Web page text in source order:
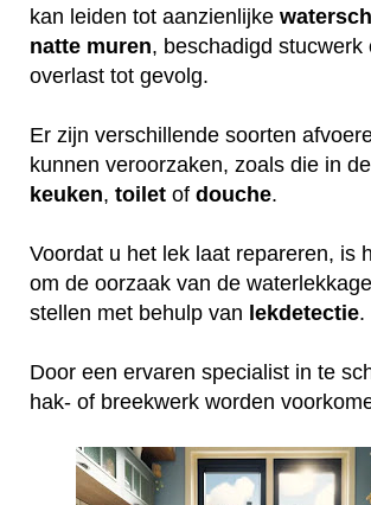
kan leiden tot aanzienlijke
natte muren, beschadigd stucwerk
overlast tot gevolg.
Er zijn verschillende soorten
kunnen veroorzaken, zoals die in de
keuken, toilet of douche.
Voordat u het lek laat repareren, is
om de oorzaak van de
stellen met behulp van lekdetectie.
Door een ervaren specialist in te
hak- of breekwerk worden